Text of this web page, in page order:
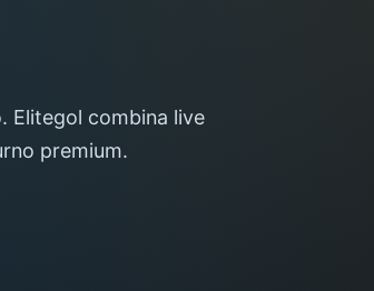
Elitegol combina live
premium.